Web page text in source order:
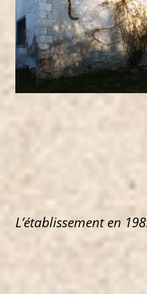
L’établissement en